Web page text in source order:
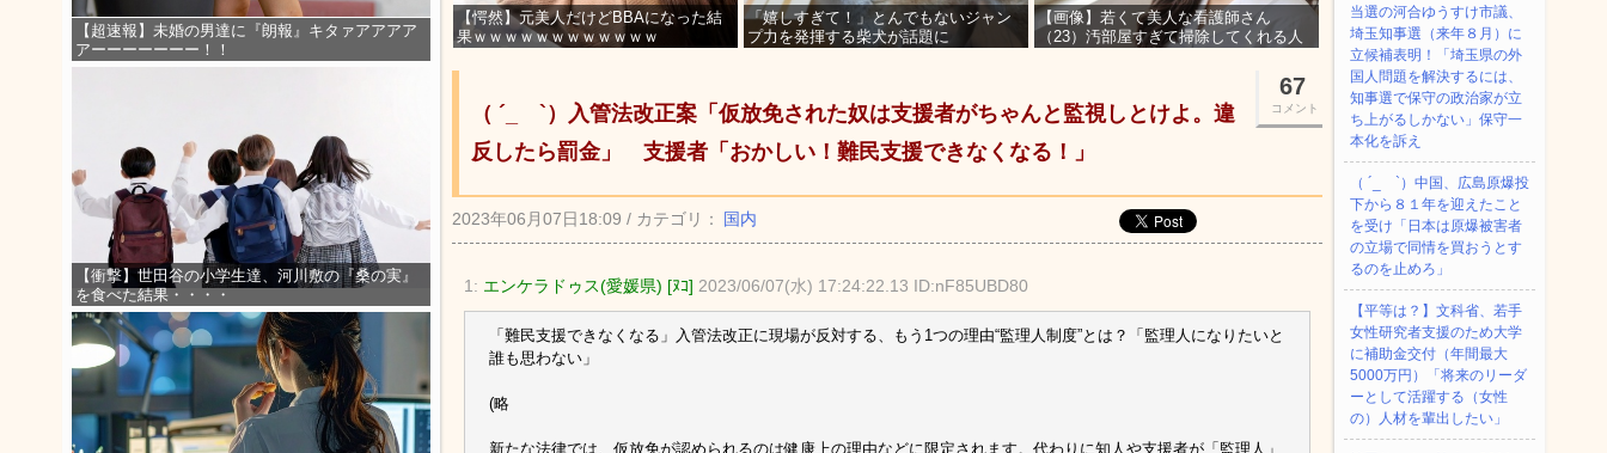
【超速報】未婚の男達に『朗報』キタァアアアア
アーーーーーーー！！
【衝撃】世田谷の小学生達、河川敷の『桑の実』
を食べた結果・・・・
【愕然】元美人だけどBBAになった結
果ｗｗｗｗｗｗｗｗｗｗｗｗ
「嬉しすぎて！」とんでもないジャン
プ力を発揮する柴犬が話題に
【画像】若くて美人な看護師さん
（23）汚部屋すぎて掃除してくれる人
67
コメント
（ ´_ゝ`）入管法改正案「仮放免された奴は支援者がちゃんと監視しとけよ。違
反したら罰金」 支援者「おかしい！難民支援できなくなる！」
2023年06月07日18:09 / カテゴリ： 国内
1: エンケラドゥス(愛媛県) [ﾇｺ] 2023/06/07(水) 17:24:22.13 ID:nF85UBD80
「難民支援できなくなる」入管法改正に現場が反対する、もう1つの理由“監理人制度”とは？「監理人になりたいと
誰も思わない」
(略
新たな法律では、仮放免が認められるのは健康上の理由などに限定されます。代わりに知人や支援者が「監理人」
当選の河合ゆうすけ市議、
埼玉知事選（来年８月）に
立候補表明！「埼玉県の外
国人問題を解決するには、
知事選で保守の政治家が立
ち上がるしかない」保守一
本化を訴え
（ ´_ゝ`）中国、広島原爆投
下から８１年を迎えたこと
を受け「日本は原爆被害者
の立場で同情を買おうとす
るのを止めろ」
【平等は？】文科省、若手
女性研究者支援のため大学
に補助金交付（年間最大
5000万円）「将来のリーダ
ーとして活躍する（女性
の）人材を輩出したい」